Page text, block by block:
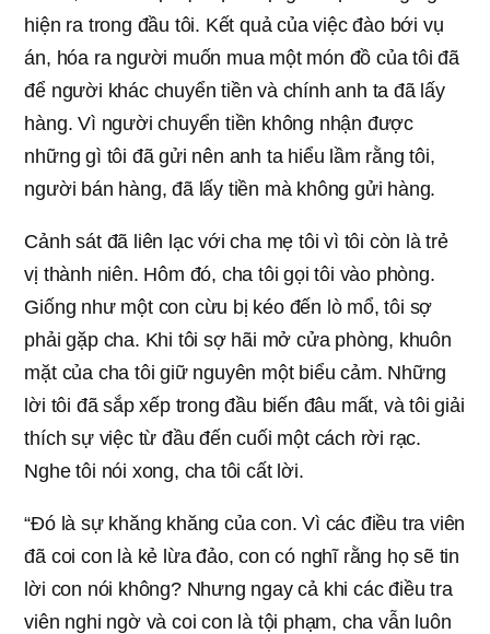
hiện ra trong đầu tôi. Kết quả của việc đào bới vụ
án, hóa ra người muốn mua một món đồ của tôi đã
để người khác chuyển tiền và chính anh ta đã lấy
hàng. Vì người chuyển tiền không nhận được
những gì tôi đã gửi nên anh ta hiểu lầm rằng tôi,
người bán hàng, đã lấy tiền mà không gửi hàng.
Cảnh sát đã liên lạc với cha mẹ tôi vì tôi còn là trẻ
vị thành niên. Hôm đó, cha tôi gọi tôi vào phòng.
Giống như một con cừu bị kéo đến lò mổ, tôi sợ
phải gặp cha. Khi tôi sợ hãi mở cửa phòng, khuôn
mặt của cha tôi giữ nguyên một biểu cảm. Những
lời tôi đã sắp xếp trong đầu biến đâu mất, và tôi giải
thích sự việc từ đầu đến cuối một cách rời rạc.
Nghe tôi nói xong, cha tôi cất lời.
“Đó là sự khăng khăng của con. Vì các điều tra viên
đã coi con là kẻ lừa đảo, con có nghĩ rằng họ sẽ tin
lời con nói không? Nhưng ngay cả khi các điều tra
viên nghi ngờ và coi con là tội phạm, cha vẫn luôn